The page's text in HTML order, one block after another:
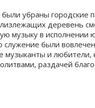
убраны городские
деревень
музыку в исполнении
служение были
музыканты и любители,
раздачей